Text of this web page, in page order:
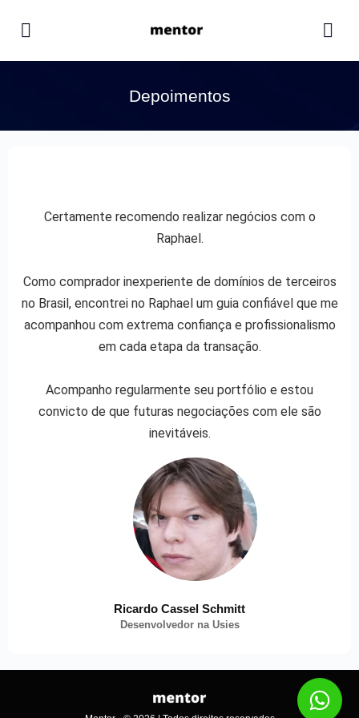
Depoimentos
Certamente recomendo realizar negócios com o
Raphael.
Como comprador inexperiente de domínios de terceiros
no Brasil, encontrei no Raphael um guia confiável que me
acompanhou com extrema confiança e profissionalismo
em cada etapa da transação.
Acompanho regularmente seu portfólio e estou
convicto de que futuras negociações com ele são
inevitáveis.
Ricardo Cassel Schmitt
Desenvolvedor na Usies